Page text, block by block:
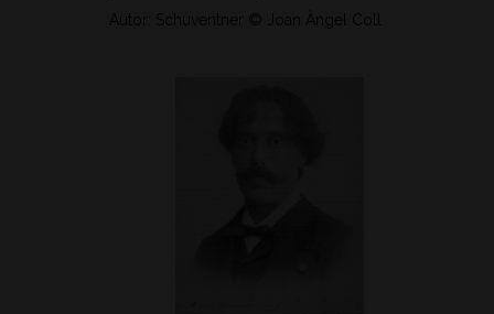
Autor: Schuventner © Joan Àngel Coll